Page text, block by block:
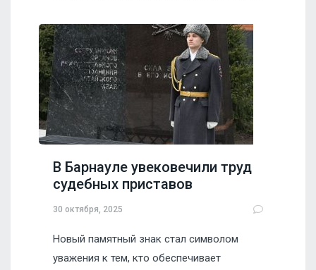
В Барнауле увековечили труд
судебных приставов
30 октября, 2025
Новый памятный знак стал символом
уважения к тем, кто обеспечивает